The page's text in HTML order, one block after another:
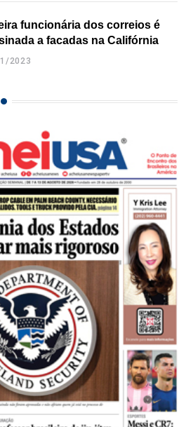
funcionária dos correios é
a facadas na Califórnia
2023